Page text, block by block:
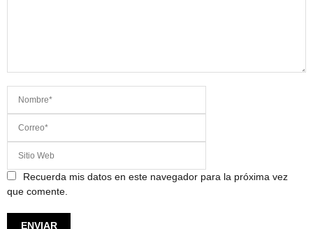
Recuerda mis datos en este navegador para la próxima vez
que comente.